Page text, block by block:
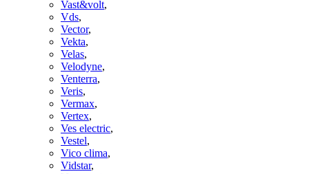
Vast&volt,
Vds,
Vector,
Vekta,
Velas,
Velodyne,
Venterra,
Veris,
Vermax,
Vertex,
Ves electric,
Vestel,
Vico clima,
Vidstar,